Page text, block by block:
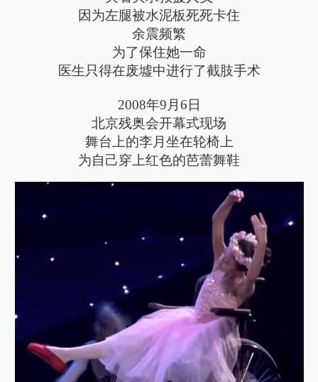
因为左腿被水泥板死死卡住
余震频繁
为了保住她一命
医生只得在废墟中进行了截肢手术
2008年9月6日
北京残奥会开幕式现场
舞台上的李月坐在轮椅上
为自己穿上红色的芭蕾舞鞋